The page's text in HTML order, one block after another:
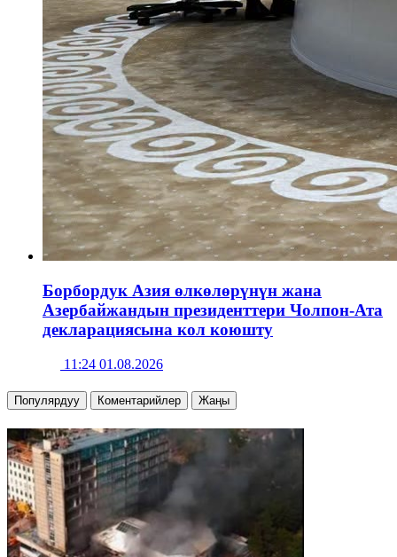
Борбордук Азия өлкөлөрүнүн жана
Азербайжандын президенттери Чолпон-Ата
декларациясына кол коюшту
11:24 01.08.2026
Популярдуу Коментарийлер Жаңы